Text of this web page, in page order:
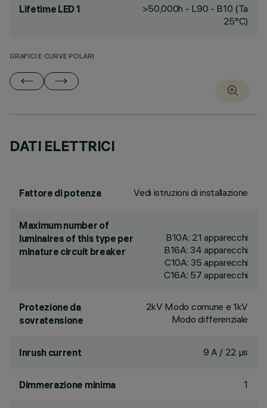
Lifetime LED 1
>50,000h - L90 - B10 (Ta
25°C)
GRAFICI E CURVE POLARI
DATI ELETTRICI
Fattore di potenza Vedi istruzioni di installazione
Maximum number of
luminaires of this type per
minature circuit breaker
B10A: 21 apparecchi
B16A: 34 apparecchi
C10A: 35 apparecchi
C16A: 57 apparecchi
Protezione da
sovratensione
2kV Modo comune e 1kV
Modo differenziale
Inrush current 9 A / 22 µs
Dimmerazione minima 1